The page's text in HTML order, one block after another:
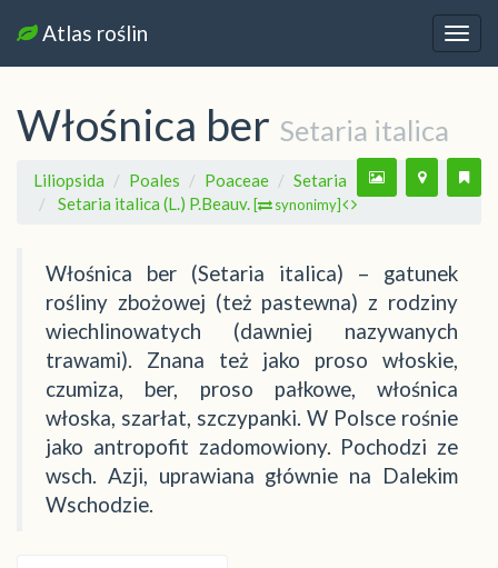
Atlas roślin
Włośnica ber Setaria italica
Liliopsida Poales Poaceae
Setaria
Setaria italica (L.) P.Beauv. [ synonimy]
Włośnica ber (Setaria italica) – gatunek
rośliny zbożowej (też pastewna) z rodziny
wiechlinowatych (dawniej nazywanych
trawami). Znana też jako proso włoskie,
czumiza, ber, proso pałkowe, włośnica
włoska, szarłat, szczypanki. W Polsce rośnie
jako antropofit zadomowiony. Pochodzi ze
wsch. Azji, uprawiana głównie na Dalekim
Wschodzie.